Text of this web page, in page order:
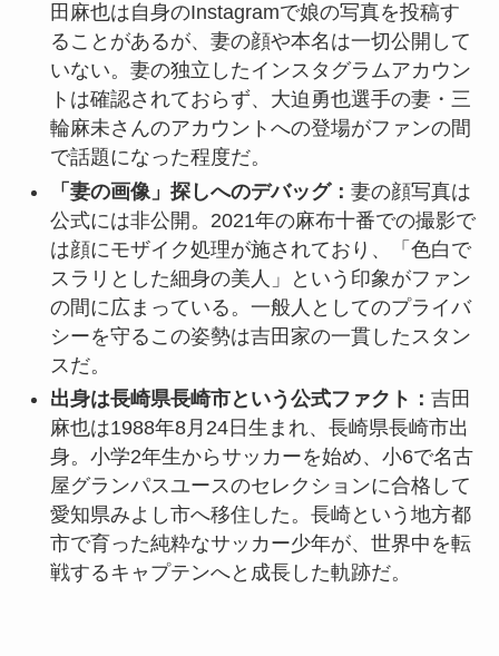
田麻也は自身のInstagramで娘の写真を投稿す
ることがあるが、妻の顔や本名は一切公開して
いない。妻の独立したインスタグラムアカウン
トは確認されておらず、大迫勇也選手の妻・三
輪麻未さんのアカウントへの登場がファンの間
で話題になった程度だ。
「妻の画像」探しへのデバッグ： 妻の顔写真は
公式には非公開。2021年の麻布十番での撮影で
は顔にモザイク処理が施されており、「色白で
スラリとした細身の美人」という印象がファン
の間に広まっている。一般人としてのプライバ
シーを守るこの姿勢は吉田家の一貫したスタン
スだ。
出身は長崎県長崎市という公式ファクト： 吉田
麻也は1988年8月24日生まれ、長崎県長崎市出
身。小学2年生からサッカーを始め、小6で名古
屋グランパスユースのセレクションに合格して
愛知県みよし市へ移住した。長崎という地方都
市で育った純粋なサッカー少年が、世界中を転
戦するキャプテンへと成長した軌跡だ。